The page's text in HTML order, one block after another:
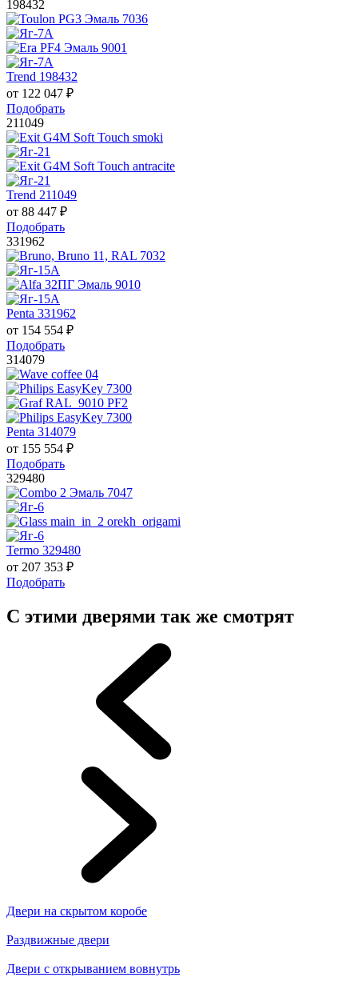
198432
Trend 198432
от 122 047 ₽
Подобрать
211049
Trend 211049
от 88 447 ₽
Подобрать
331962
Penta 331962
от 154 554 ₽
Подобрать
314079
Penta 314079
от 155 554 ₽
Подобрать
329480
Termo 329480
от 207 353 ₽
Подобрать
С этими дверями так же смотрят
Двери на скрытом коробе
Раздвижные двери
Двери с открыванием вовнутрь